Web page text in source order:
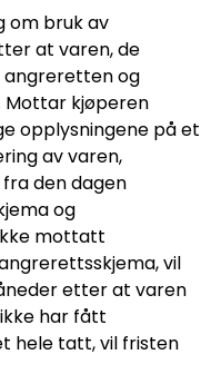
om bruk av
at varen, de
angreretten og
kjøperen
opplysningene på et
av varen,
den dagen
og
mottatt
vil
etter at varen
har fått
hele tatt, vil fristen